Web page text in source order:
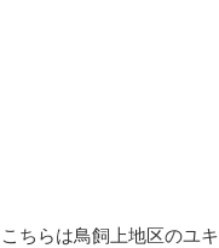
こちらは鳥飼上地区のユキ